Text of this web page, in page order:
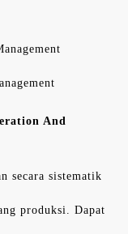
And
secara sistematik
produksi. Dapat